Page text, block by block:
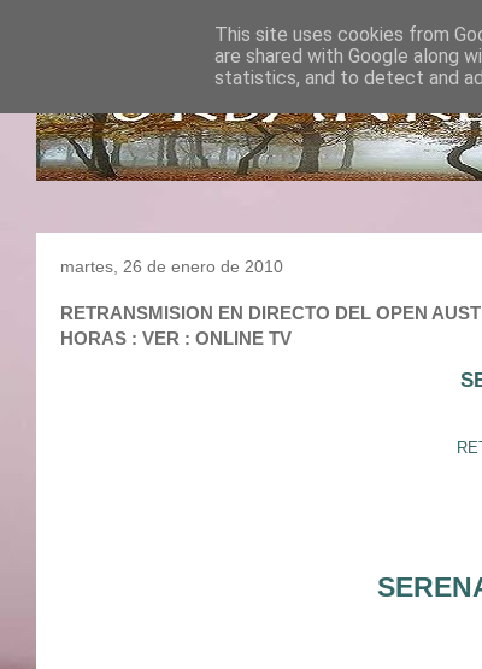
martes, 26 de enero de 2010
RETRANSMISION EN DIRECTO DEL OPEN
HORAS : VER : ONLINE TV
This site uses cookies from
are shared with Google along
statistics, and to detect and